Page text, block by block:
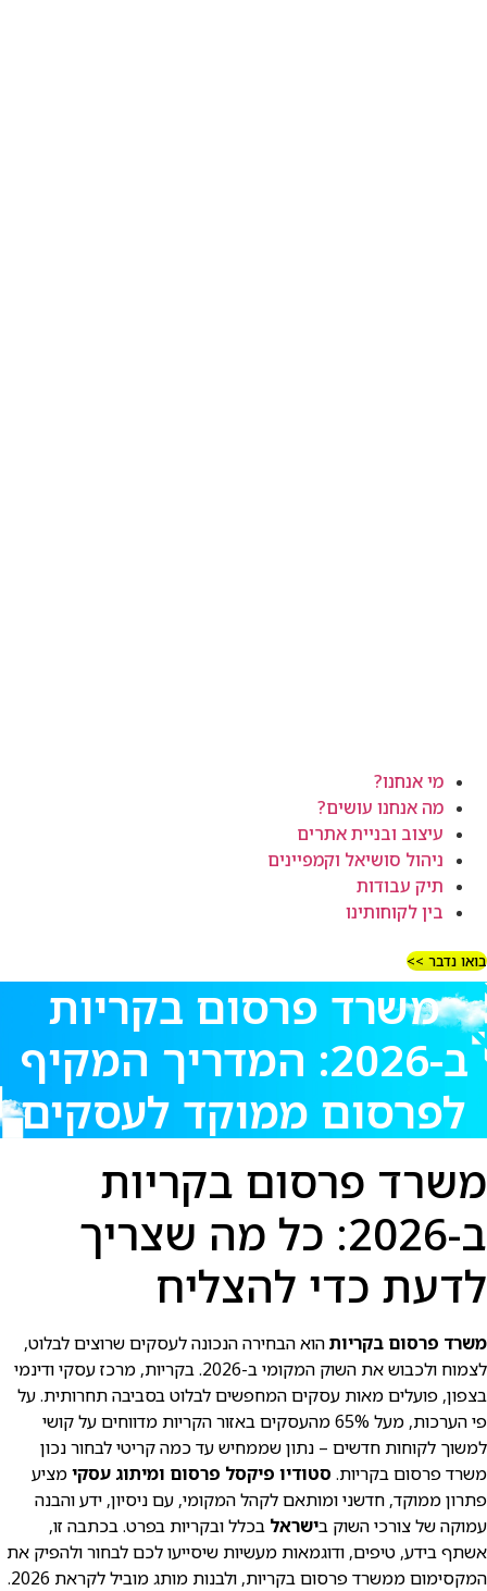
מי אנחנו?
מה אנחנו עושים?
עיצוב ובניית אתרים
ניהול סושיאל וקמפיינים
תיק עבודות
בין לקוחותינו
בואו נדבר >>
משרד פרסום בקריות
ב-2026: המדריך המקיף
לפרסום ממוקד לעסקים
משרד פרסום בקריות
ב-2026: כל מה שצריך
לדעת כדי להצליח
משרד פרסום בקריותהוא הבחירה הנכונה לעסקים שרוצים לבלוט,
לצמוח ולכבוש את השוק המקומי ב-2026. בקריות, מרכז עסקי ודינמי
בצפון, פועלים מאות עסקים המחפשים לבלוט בסביבה תחרותית. על
פי הערכות, מעל 65% מהעסקים באזור הקריות מדווחים על קושי
למשוך לקוחות חדשים – נתון שממחיש עד כמה קריטי לבחור נכון
משרד פרסום בקריות. סטודיו פיקסל פרסום ומיתוג עסקימציע
פתרון ממוקד, חדשני ומותאם לקהל המקומי, עם ניסיון, ידע והבנה
עמוקה של צורכי השוק בישראל בכלל ובקריות בפרט. בכתבה זו,
אשתף בידע, טיפים, ודוגמאות מעשיות שיסייעו לכם לבחור ולהפיק את
המקסימום ממשרד פרסום בקריות, ולבנות מותג מוביל לקראת 2026.